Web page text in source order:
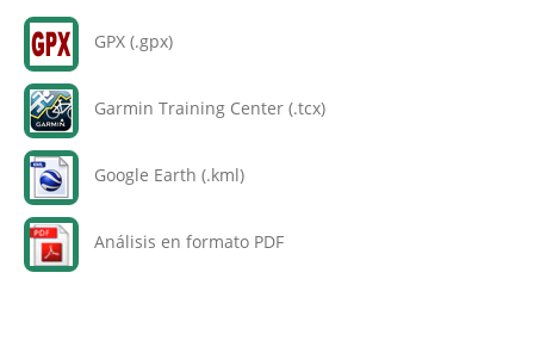
GPX (.gpx)
Garmin Training Center (.tcx)
Google Earth (.kml)
Análisis en formato PDF